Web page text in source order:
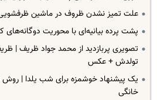
علت تمیز نشدن ظروف در ماشین
پشت پرده بیانیه‌ای با محوریت دوگانه‌های
تصویری پربازدید از محمد جواد ظریف |
تولدش + عکس
یک پیشنهاد خوشمزه برای شب یلدا | روش
خانگی